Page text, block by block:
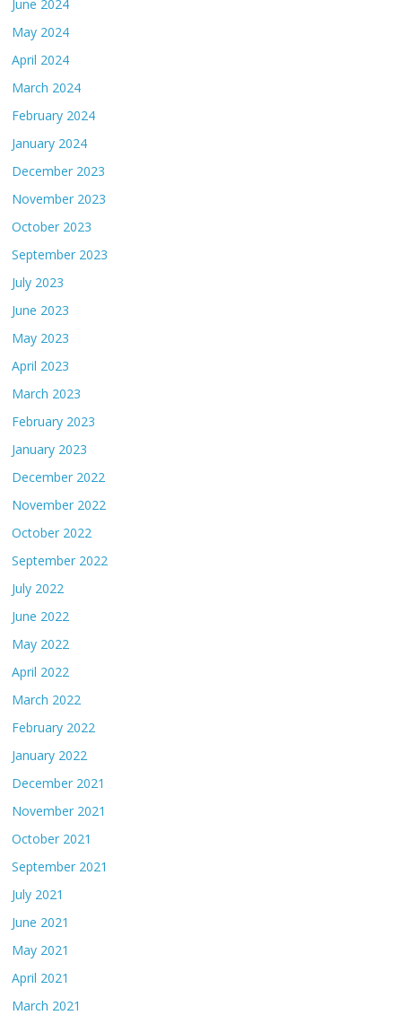
June 2024
May 2024
April 2024
March 2024
February 2024
January 2024
December 2023
November 2023
October 2023
September 2023
July 2023
June 2023
May 2023
April 2023
March 2023
February 2023
January 2023
December 2022
November 2022
October 2022
September 2022
July 2022
June 2022
May 2022
April 2022
March 2022
February 2022
January 2022
December 2021
November 2021
October 2021
September 2021
July 2021
June 2021
May 2021
April 2021
March 2021